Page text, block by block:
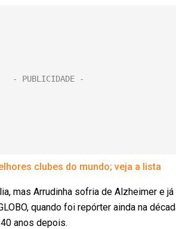
clubes do mundo; veja a lista
mas Arrudinha sofria de Alzheimer e
quando foi repórter ainda na
anos depois.